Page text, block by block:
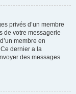
privés d’un membre
de votre messagerie
membre en
dernier a la
des messages